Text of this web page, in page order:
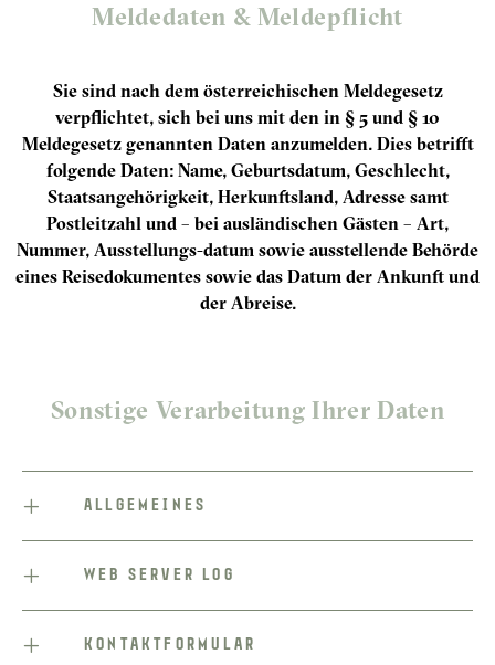
Meldedaten & Meldepflicht
Sie sind nach dem österreichischen Meldegesetz
verpflichtet, sich bei uns mit den in § 5 und § 10
Meldegesetz genannten Daten anzumelden. Dies betrifft
folgende Daten: Name, Geburtsdatum, Geschlecht,
Staatsangehörigkeit, Herkunftsland, Adresse samt
Postleitzahl und – bei ausländischen Gästen – Art,
Nummer, Ausstellungs-datum sowie ausstellende Behörde
eines Reisedokumentes sowie das Datum der Ankunft und
der Abreise.
Sonstige Verarbeitung Ihrer Daten
ALLGEMEINES
WEB SERVER LOG
KONTAKTFORMULAR